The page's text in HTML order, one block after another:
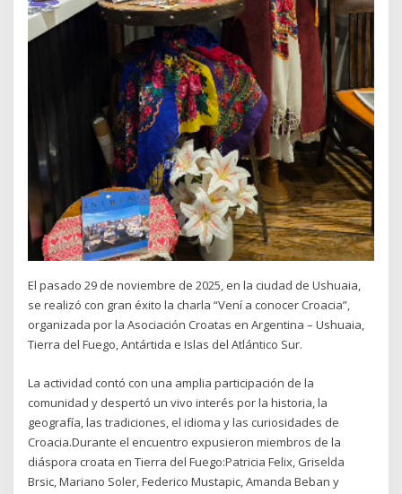
El pasado 29 de noviembre de 2025, en la ciudad de Ushuaia,
se realizó con gran éxito la charla “Vení a conocer Croacia”,
organizada por la Asociación Croatas en Argentina – Ushuaia,
Tierra del Fuego, Antártida e Islas del Atlántico Sur.
La actividad contó con una amplia participación de la
comunidad y despertó un vivo interés por la historia, la
geografía, las tradiciones, el idioma y las curiosidades de
Croacia.Durante el encuentro expusieron miembros de la
diáspora croata en Tierra del Fuego:Patricia Felix, Griselda
Brsic, Mariano Soler, Federico Mustapic, Amanda Beban y